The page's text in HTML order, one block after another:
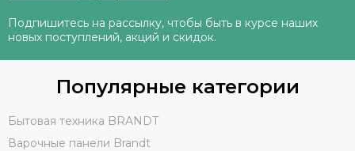
Подпишитесь на рассылку, чтобы быть в курсе наших
новых поступлений, акций и скидок.
Популярные категории
Бытовая техника BRANDT
Варочные панели Brandt